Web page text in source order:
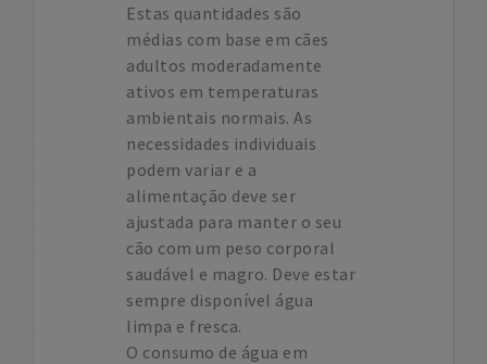
Estas quantidades são
médias com base em cães
adultos moderadamente
ativos em temperaturas
ambientais normais. As
necessidades individuais
podem variar e a
alimentação deve ser
ajustada para manter o seu
cão com um peso corporal
saudável e magro. Deve estar
sempre disponível água
limpa e fresca.
O consumo de água em